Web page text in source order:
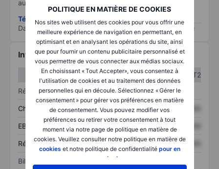
POLITIQUE EN MATIÈRE DE COOKIES
Nos sites web utilisent des cookies pour vous offrir une
meilleure expérience de navigation en permettant, en
optimisant et en analysant les opérations du site, ainsi
que pour fournir un contenu publicitaire personnalisé et
vous permettre de vous connecter aux médias sociaux.
En choisissant « Tout Accepter», vous consentez à
l'utilisation de cookies et au traitement des données
personnelles qui en découle. Sélectionnez « Gérer le
consentement » pour gérer vos préférences en matière
de consentement. Vous pouvez modifier vos
préférences ou retirer votre consentement à tout
moment via notre page de politique en matière de
cookies. Veuillez consulter notre politique en matière de
cookies et notre politique de confidentialité pour en
savoir plus
au risque le plus élevé).
Télécharger la méthodologie ESG (en anglais)
Data provided by
Informations financières
T1
T2
Résultats
Chiffre d’affaires XXXXXXX
EBITDA XXXXXXX XXXXXXX
Résultat net XXXXXXX XXXXXXX
Bilan